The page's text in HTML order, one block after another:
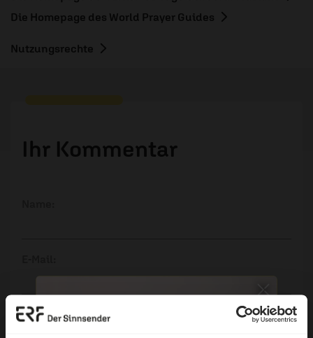
Die Homepage des World Prayer Guides
Nutzungsrechte
Ihr Kommentar
Die E-Mail-Adresse wird nicht veröffentlicht.